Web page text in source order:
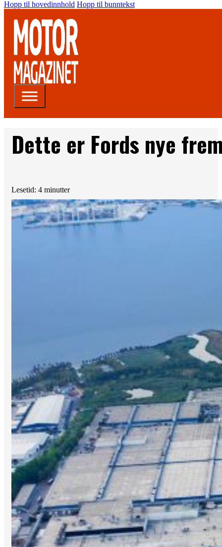
Hopp til hovedinnhold Hopp til bunntekst
Dette er Fords nye
Lesetid: 4 minutter